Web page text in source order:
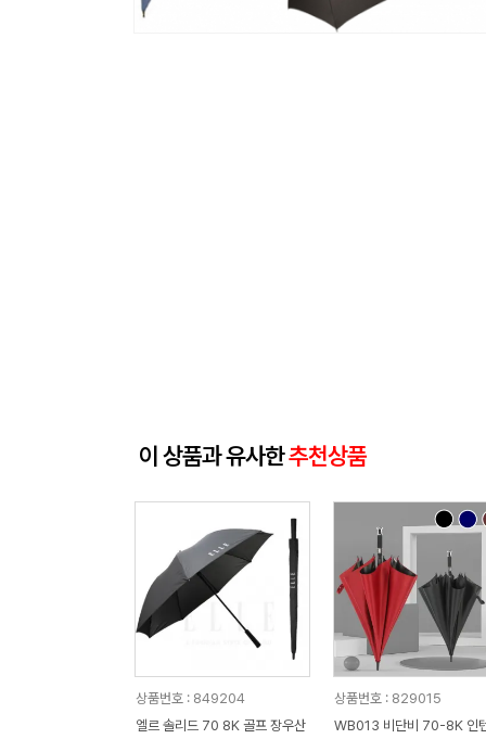
이 상품과 유사한추천상품
상품번호 : 849204
엘르 솔리드 70 8K 골프 장우산
상품번호 : 829015
WB013 비단비 70-8K 인